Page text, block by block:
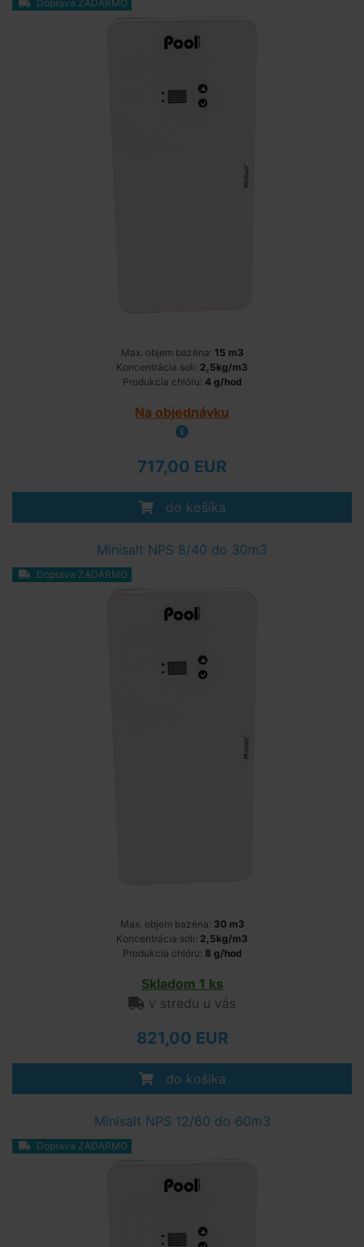
Doprava ZADARMO
Max. objem bazéna: 15 m3
Koncentrácia soli: 2,5kg/m3
Produkcia chlóru: 4 g/hod
Na objednávku
717,00 EUR
do košíka
Minisalt NPS 8/40 do 30m3
Doprava ZADARMO
Max. objem bazéna: 30 m3
Koncentrácia soli: 2,5kg/m3
Produkcia chlóru: 8 g/hod
Skladom 1 ks
v stredu u vás
821,00 EUR
do košíka
Minisalt NPS 12/60 do 60m3
Doprava ZADARMO